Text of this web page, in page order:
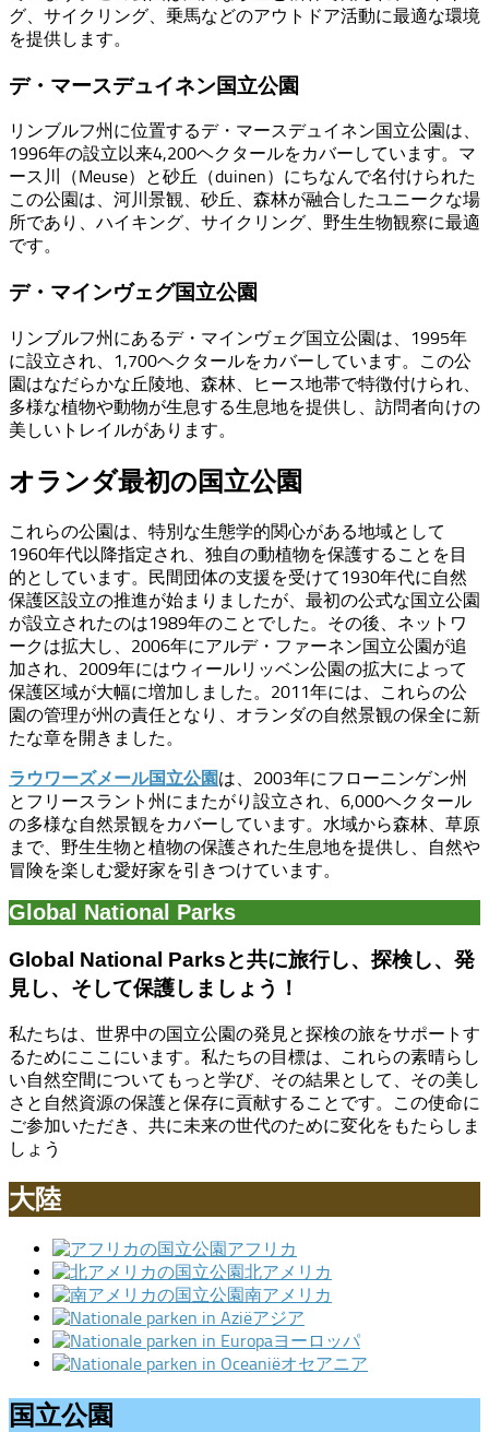
グ、サイクリング、乗馬などのアウトドア活動に最適な環境
を提供します。
デ・マースデュイネン国立公園
リンブルフ州に位置するデ・マースデュイネン国立公園は、
1996年の設立以来4,200ヘクタールをカバーしています。マ
ース川（Meuse）と砂丘（duinen）にちなんで名付けられた
この公園は、河川景観、砂丘、森林が融合したユニークな場
所であり、ハイキング、サイクリング、野生生物観察に最適
です。
デ・マインヴェグ国立公園
リンブルフ州にあるデ・マインヴェグ国立公園は、1995年
に設立され、1,700ヘクタールをカバーしています。この公
園はなだらかな丘陵地、森林、ヒース地帯で特徴付けられ、
多様な植物や動物が生息する生息地を提供し、訪問者向けの
美しいトレイルがあります。
オランダ最初の国立公園
これらの公園は、特別な生態学的関心がある地域として
1960年代以降指定され、独自の動植物を保護することを目
的としています。民間団体の支援を受けて1930年代に自然
保護区設立の推進が始まりましたが、最初の公式な国立公園
が設立されたのは1989年のことでした。その後、ネットワ
ークは拡大し、2006年にアルデ・ファーネン国立公園が追
加され、2009年にはウィールリッベン公園の拡大によって
保護区域が大幅に増加しました。2011年には、これらの公
園の管理が州の責任となり、オランダの自然景観の保全に新
たな章を開きました。
ラウワーズメール国立公園は、2003年にフローニンゲン州
とフリースラント州にまたがり設立され、6,000ヘクタール
の多様な自然景観をカバーしています。水域から森林、草原
まで、野生生物と植物の保護された生息地を提供し、自然や
冒険を楽しむ愛好家を引きつけています。
Global National Parks
Global National Parksと共に旅行し、探検し、発
見し、そして保護しましょう！
私たちは、世界中の国立公園の発見と探検の旅をサポートす
るためにここにいます。私たちの目標は、これらの素晴らし
い自然空間についてもっと学び、その結果として、その美し
さと自然資源の保護と保存に貢献することです。この使命に
ご参加いただき、共に未来の世代のために変化をもたらしま
しょう
大陸
アフリカ
北アメリカ
南アメリカ
アジア
ヨーロッパ
オセアニア
国立公園